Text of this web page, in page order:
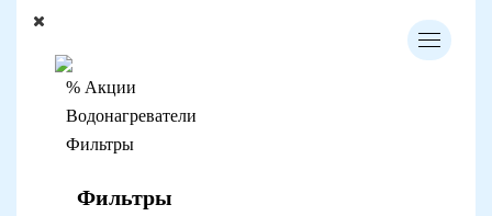
% Акции
Водонагреватели
Фильтры
Фильтры